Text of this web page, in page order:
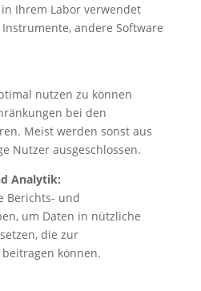
Ihrem Labor verwendet
andere Software
nutzen zu können
bei den
Meist werden sonst aus
Nutzer ausgeschlossen.
Analytik:
Berichts- und
um Daten in nützliche
die zur
können.